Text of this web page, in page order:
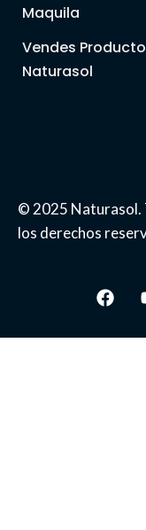
Maquila
Vendes
Naturasol
© 2025 Naturasol.
los derechos